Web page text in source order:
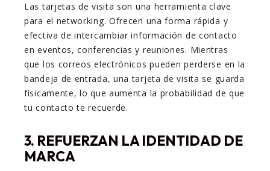
Las tarjetas de visita son una herramienta clave
para el networking. Ofrecen una forma rápida y
efectiva de intercambiar información de contacto
en eventos, conferencias y reuniones. Mientras
que los correos electrónicos pueden perderse en la
bandeja de entrada, una tarjeta de visita se guarda
físicamente, lo que aumenta la probabilidad de que
tu contacto te recuerde.
3. REFUERZAN LA IDENTIDAD DE
MARCA